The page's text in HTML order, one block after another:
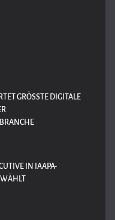
GRÖSSTE DIGITALE A
F
IN IAAPA-